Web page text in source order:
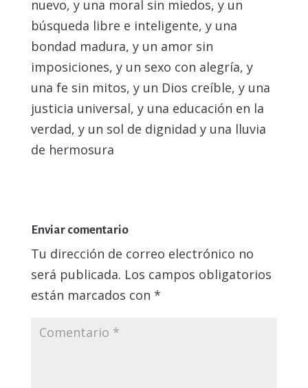
nuevo, y una moral sin miedos, y un
búsqueda libre e inteligente, y una
bondad madura, y un amor sin
imposiciones, y un sexo con alegría, y
una fe sin mitos, y un Dios creíble, y una
justicia universal, y una educación en la
verdad, y un sol de dignidad y una lluvia
de hermosura
Enviar comentario
Tu dirección de correo electrónico no
será publicada. Los campos obligatorios
están marcados con *